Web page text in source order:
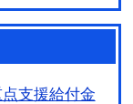
支援給付金